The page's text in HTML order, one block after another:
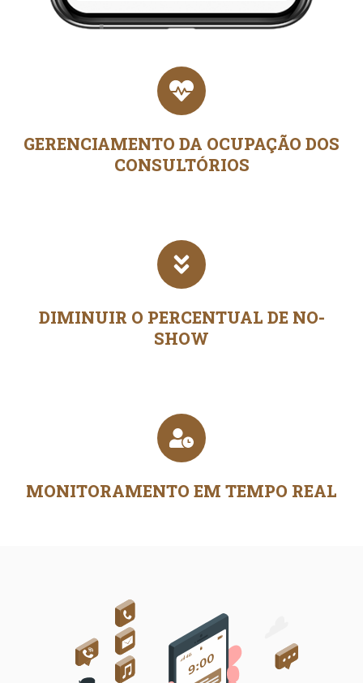
GERENCIAMENTO DA OCUPAÇÃO DOS
CONSULTÓRIOS
DIMINUIR O PERCENTUAL DE NO-
SHOW
MONITORAMENTO EM TEMPO REAL